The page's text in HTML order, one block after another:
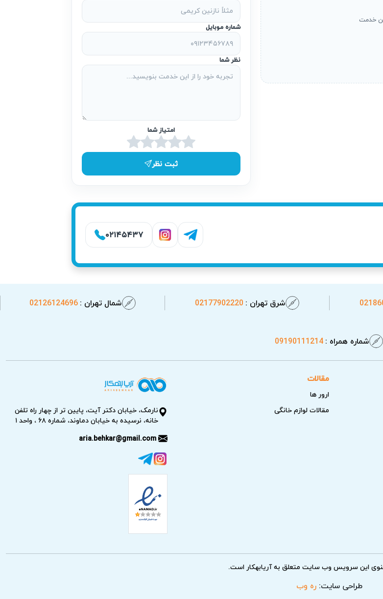
تحمیل نخواهد شد.
همان برند در آریابهکار حضور دارند. تخصص این افراد باعث می‌شود تا عیب‌یابی و تعمیر
جلوگیری می‌کند و هر مرحله را با دقت انجام می‌دهد. هزینه تعمیر پس از عیب‌یابی مطابق
آریابهکار ابتدا قفل را بررسی می‌کنند و در صورت نیاز تعمیر یا تعویض قطعه انجام
مجدد به صورت بی‌خطر انجام شود.
خدمات تخصصی آریابهکار شامل تست عملکرد سوئیچ و در صورت نیاز تعویض قطعه با نمونه
و موم از خدمات تخصصی آریابهکار است. پس از شناسایی علت، تعمیر یا تعویض قطعه انجام
خدمت
شماره موبایل
نظر شما
امتیاز شما
ثبت نظر
۰۲۱۴۵۴۳۷
شرق تهران : 02177902220 شمال تهران :02126124696
شماره همراه :09190111214
مقالات
ارور ها
مقالات لوازم خانگی
نارمک، خیابان دکتر آیت، پایین تر از چهار راه تلفن
خانه، نرسیده به خیابان دماوند، شماره ۶۸ ، واحد ۱
aria.behkar@gmail.com
این سرویس وب سایت متعلق به آریابهکار است.
طراحی سایت:ره وب